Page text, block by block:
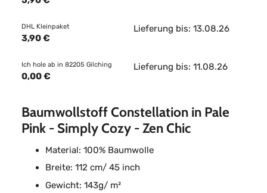
DHL Kleinpaket
3,90 €
Lieferung bis: 13.08.26
Ich hole ab in 82205 Gilching
0,00 €
Lieferung bis: 11.08.26
Baumwollstoff Constellation in Pale
Pink - Simply Cozy - Zen Chic
Material: 100% Baumwolle
Breite: 112 cm/ 45 inch
Gewicht: 143g/ m²